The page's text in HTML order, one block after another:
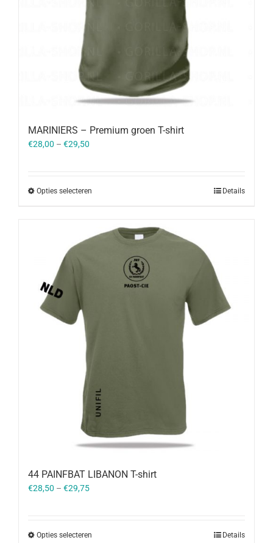
MARINIERS – Premium groen T-shirt
€28,00 – €29,50
Opties selecteren Details
44 PAINFBAT LIBANON T-shirt
€28,50 – €29,75
Opties selecteren Details